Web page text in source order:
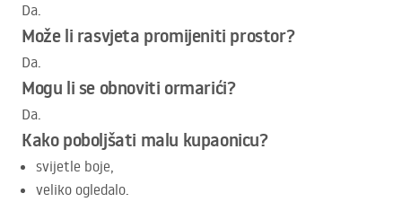
Da.
Može li rasvjeta promijeniti prostor?
Da.
Mogu li se obnoviti ormarići?
Da.
Kako poboljšati malu kupaonicu?
svijetle boje,
veliko ogledalo.